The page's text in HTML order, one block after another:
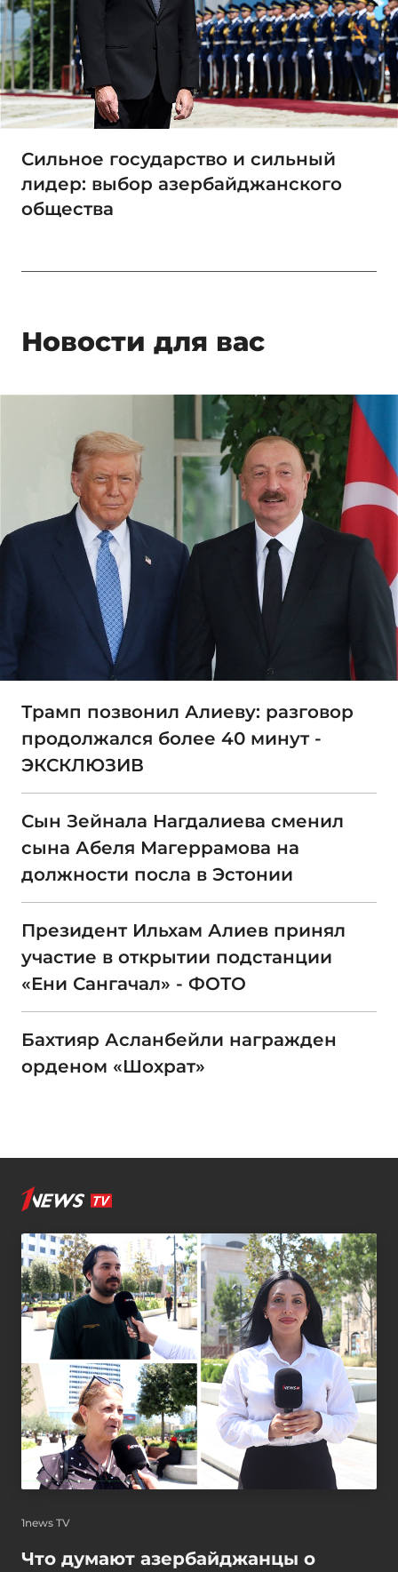
Сильное государство и сильный
лидер: выбор азербайджанского
общества
Новости для вас
Трамп позвонил Алиеву: разговор
продолжался более 40 минут -
ЭКСКЛЮЗИВ
Сын Зейнала Нагдалиева сменил
сына Абеля Магеррамова на
должности посла в Эстонии
Президент Ильхам Алиев принял
участие в открытии подстанции
«Ени Сангачал» - ФОТО
Бахтияр Асланбейли награжден
орденом «Шохрат»
1news TV
Что думают азербайджанцы о